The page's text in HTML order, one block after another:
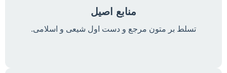
منابع اصیل
تسلط بر متون مرجع و دست اول شیعی و اسلامی.